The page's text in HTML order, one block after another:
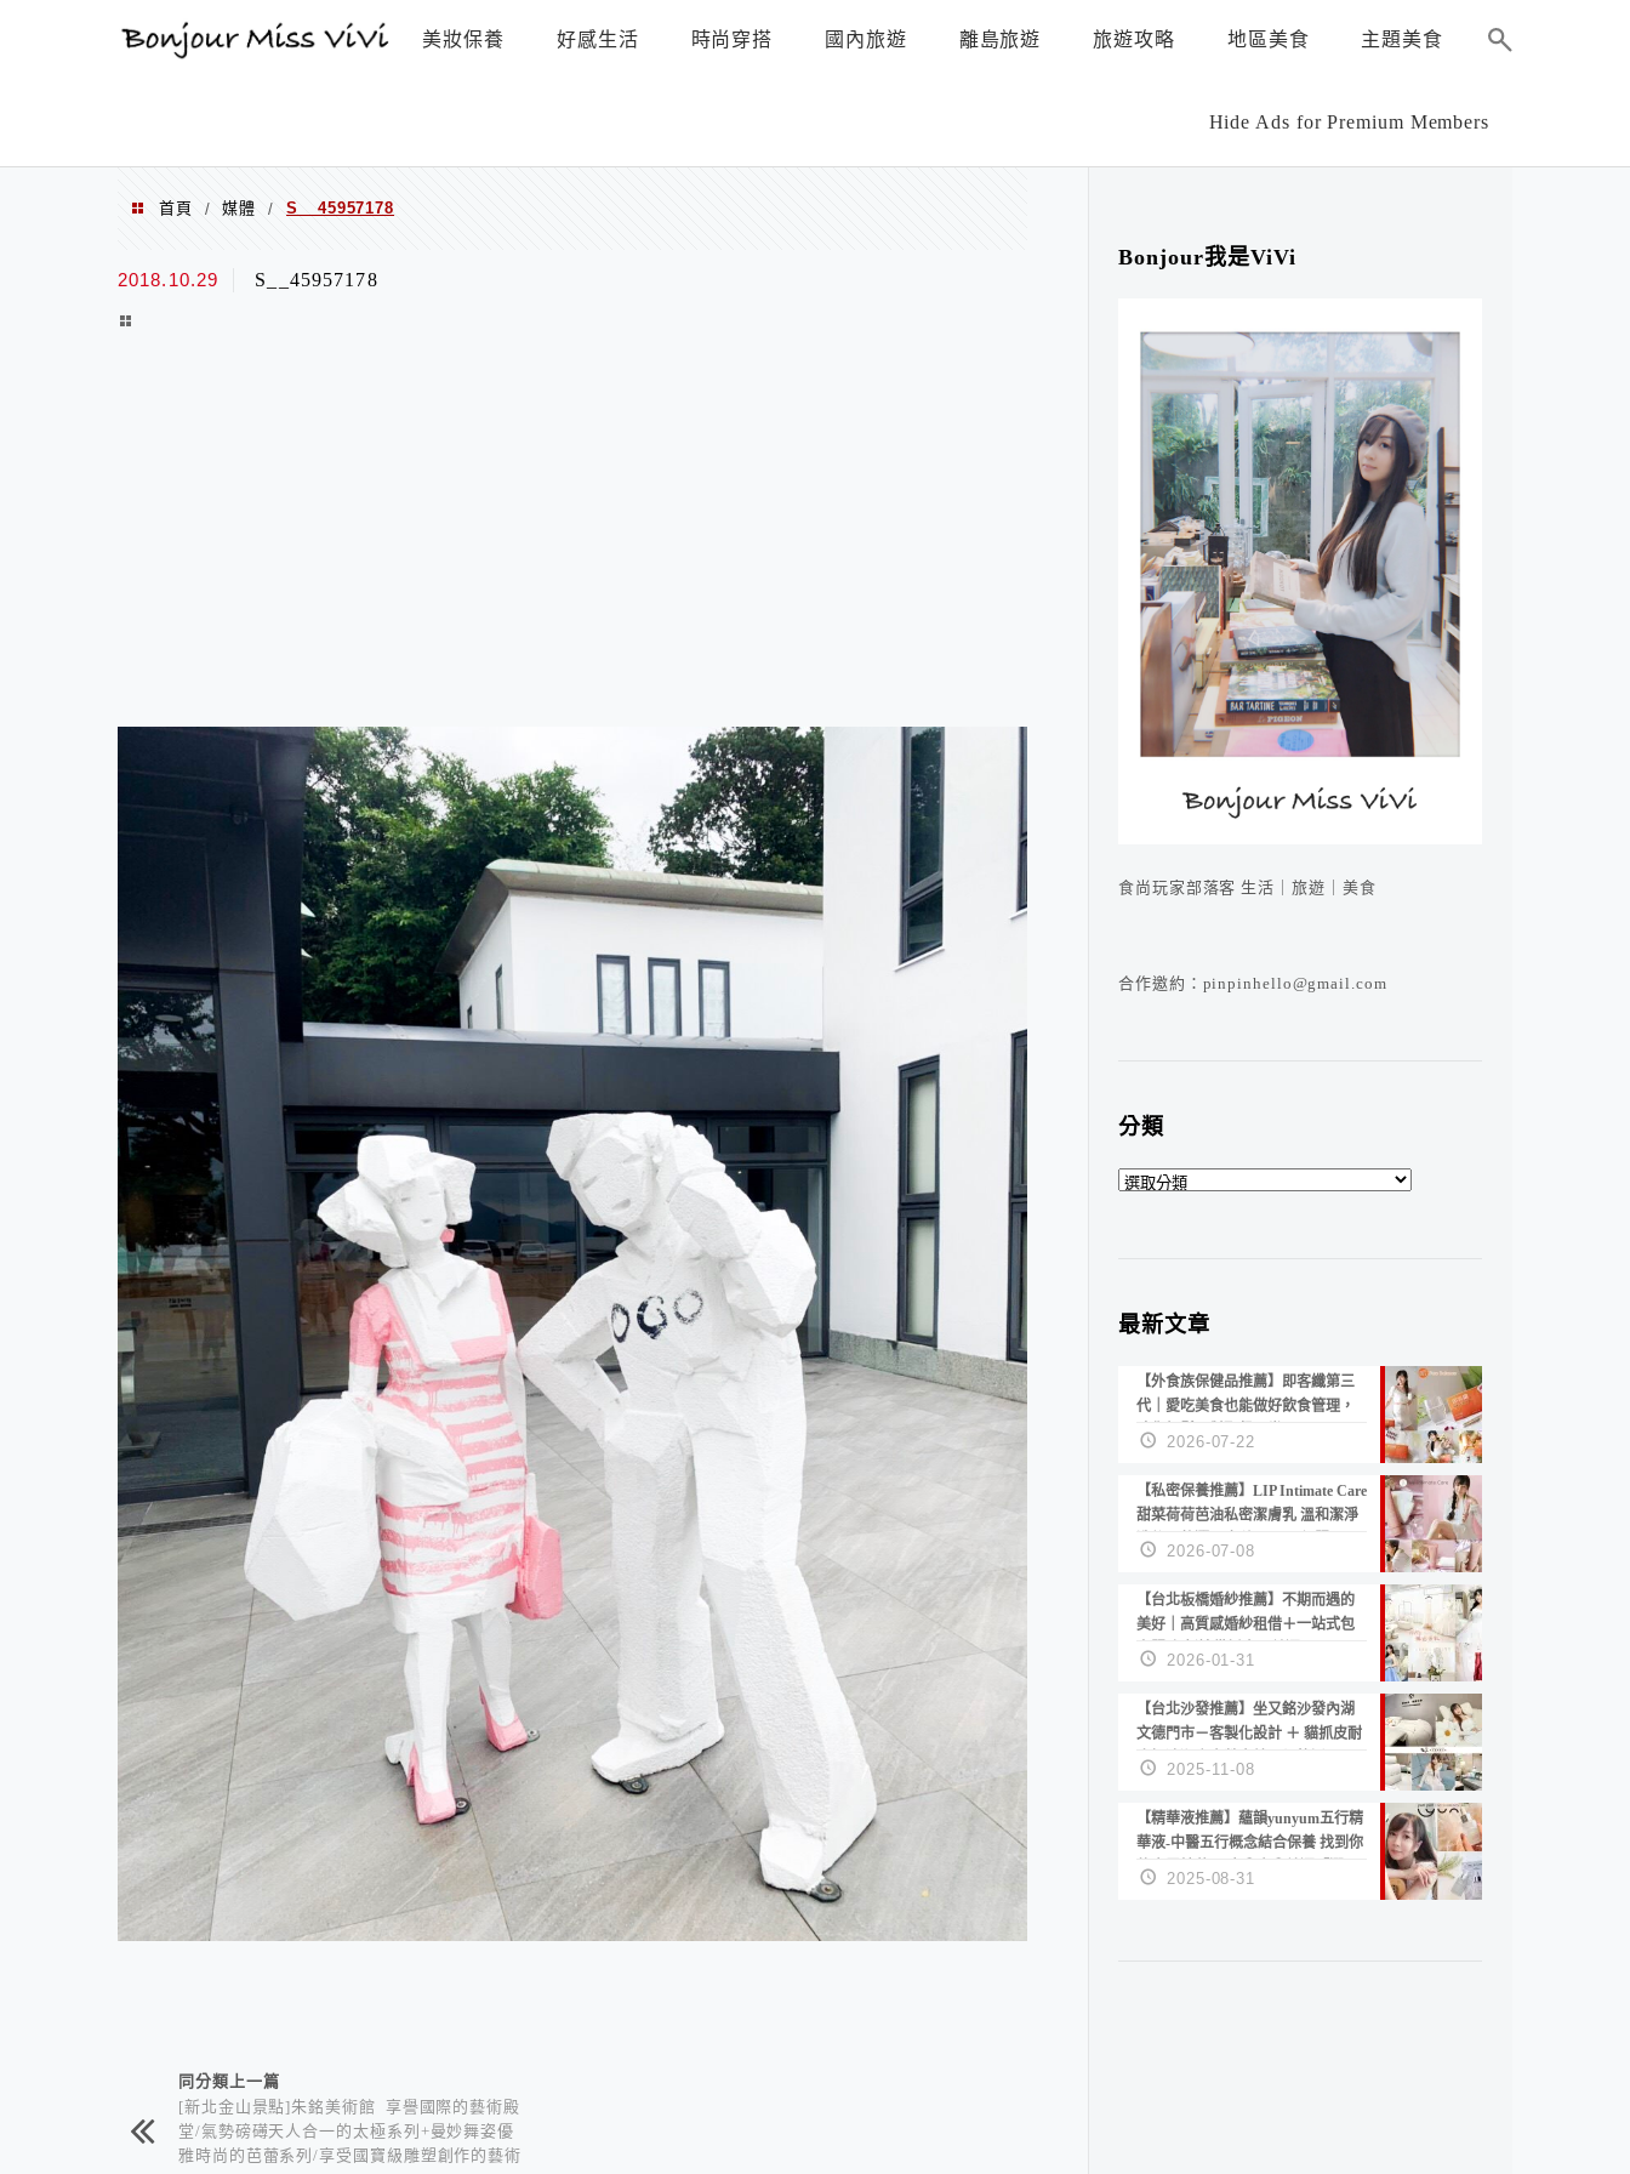
美妝保養 好感生活 時尚穿搭 國內旅遊 離島旅遊 旅遊攻略 地區美食 主題美食
Hide Ads for Premium Members
首頁 / 媒體 / S__45957178
2018.10.29 S__45957178
相連文章同分類上一篇
[新北金山景點]朱銘美術館 享譽國際的藝術殿
堂/氣勢磅礡天人合一的太極系列+曼妙舞姿優
雅時尚的芭蕾系列/享受國寶級雕塑創作的藝術
Bonjour我是ViVi
食尚玩家部落客 生活｜旅遊｜美食
合作邀約：pinpinhello@gmail.com
分類
分
最新文章
【外食族保健品推薦】即客纖第三
代｜愛吃美食也能做好飲食管理，
陪你輕鬆面對聚餐日常！
2026-07-22
【私密保養推薦】LIP Intimate Care
甜菜荷荷芭油私密潔膚乳 溫和潔淨
洗後不乾澀 不起泡反而更舒服！
2026-07-08
【台北板橋婚紗推薦】不期而遇的
美好｜高質感婚紗租借＋一站式包
套服務 新娘備婚省心首選！
2026-01-31
【台北沙發推薦】坐又銘沙發內湖
文德門市－客製化設計 ＋ 貓抓皮耐
磨好清潔｜直營直銷、價格透明
高CP值打造夢想居家風格
2025-11-08
【精華液推薦】蘊韻yunyum五行精
華液-中醫五行概念結合保養 找到你
的專屬精華！ 水㊀土㊀就選「潤・
賦精華」維持肌膚剛剛好的平衡
2025-08-31